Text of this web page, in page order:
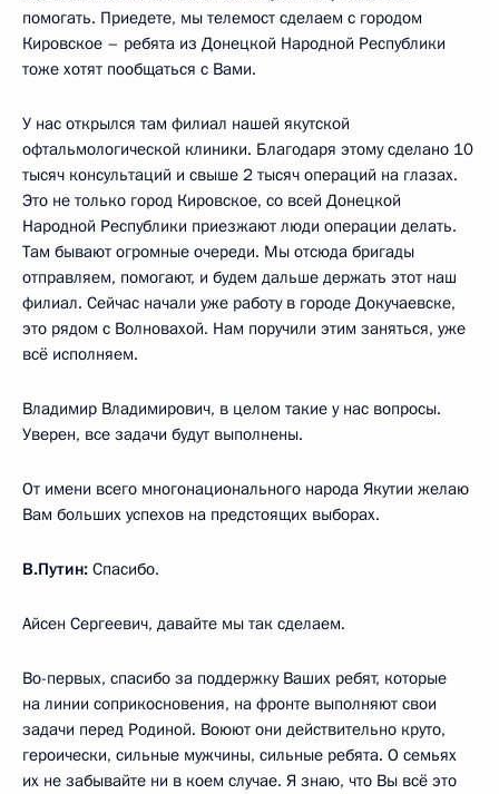
помогать. Приедете, мы телемост сделаем с городом
Кировское – ребята из Донецкой Народной Республики
тоже хотят пообщаться с Вами.
У нас открылся там филиал нашей якутской
офтальмологической клиники. Благодаря этому сделано 10
тысяч консультаций и свыше 2 тысяч операций на глазах.
Это не только город Кировское, со всей Донецкой
Народной Республики приезжают люди операции делать.
Там бывают огромные очереди. Мы отсюда бригады
отправляем, помогают, и будем дальше держать этот наш
филиал. Сейчас начали уже работу в городе Докучаевске,
это рядом с Волновахой. Нам поручили этим заняться, уже
всё исполняем.
Владимир Владимирович, в целом такие у нас вопросы.
Уверен, все задачи будут выполнены.
От имени всего многонационального народа Якутии желаю
Вам больших успехов на предстоящих выборах.
В.Путин: Спасибо.
Айсен Сергеевич, давайте мы так сделаем.
Во-первых, спасибо за поддержку Ваших ребят, которые
на линии соприкосновения, на фронте выполняют свои
задачи перед Родиной. Воюют они действительно круто,
героически, сильные мужчины, сильные ребята. О семьях
их не забывайте ни в коем случае. Я знаю, что Вы всё это